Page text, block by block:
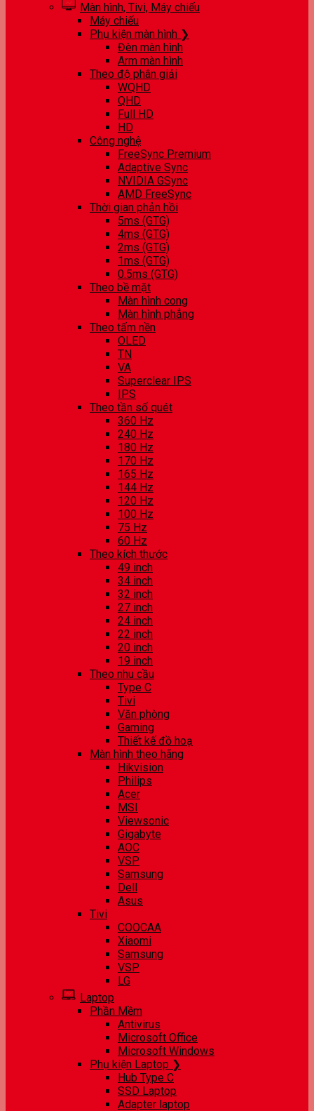
Màn hình, Tivi, Máy chiếu
Máy chiếu
Phụ kiện màn hình ❯
Đèn màn hình
Arm màn hình
Theo độ phân giải
WQHD
QHD
Full HD
HD
Công nghệ
FreeSync Premium
Adaptive Sync
NVIDIA GSync
AMD FreeSync
Thời gian phản hồi
5ms (GTG)
4ms (GTG)
2ms (GTG)
1ms (GTG)
0.5ms (GTG)
Theo bề mặt
Màn hình cong
Màn hình phẳng
Theo tấm nền
OLED
TN
VA
Superclear IPS
IPS
Theo tần số quét
360 Hz
240 Hz
180 Hz
170 Hz
165 Hz
144 Hz
120 Hz
100 Hz
75 Hz
60 Hz
Theo kích thước
49 inch
34 inch
32 inch
27 inch
24 inch
22 inch
20 inch
19 inch
Theo nhu cầu
Type C
Tivi
Văn phòng
Gaming
Thiết kế đồ hoạ
Màn hình theo hãng
Hikvision
Philips
Acer
MSI
Viewsonic
Gigabyte
AOC
VSP
Samsung
Dell
Asus
Tivi
COOCAA
Xiaomi
Samsung
VSP
LG
Laptop
Phần Mềm
Antivirus
Microsoft Office
Microsoft Windows
Phụ kiện Laptop ❯
Hub Type C
SSD Laptop
Adapter laptop